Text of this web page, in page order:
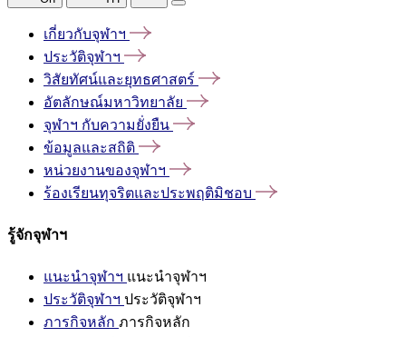
เกี่ยวกับจุฬาฯ
ประวัติจุฬาฯ
วิสัยทัศน์และยุทธศาสตร์
อัตลักษณ์มหาวิทยาลัย
จุฬาฯ กับความยั่งยืน
ข้อมูลและสถิติ
หน่วยงานของจุฬาฯ
ร้องเรียนทุจริตและประพฤติมิชอบ
รู้จักจุฬาฯ
แนะนำจุฬาฯ แนะนำจุฬาฯ
ประวัติจุฬาฯ ประวัติจุฬาฯ
ภารกิจหลัก ภารกิจหลัก